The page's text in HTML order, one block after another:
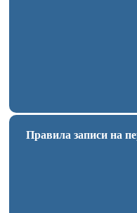
Правила записи на